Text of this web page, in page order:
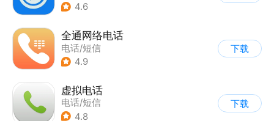
4.6
全通网络电话
电话/短信
4.9
下载
虚拟电话
电话/短信
4.8
下载